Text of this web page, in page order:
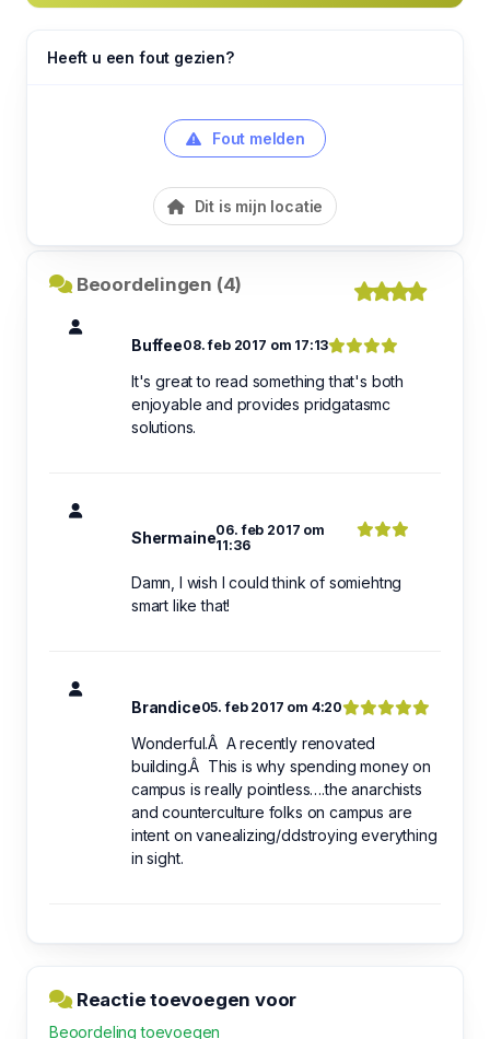
Heeft u een fout gezien?
Fout melden
Dit is mijn locatie
Beoordelingen (4)
Buffee08. feb 2017 om 17:13
It's great to read something that's both
enjoyable and provides pridgatasmc
solutions.
Shermaine06. feb 2017 om
11:36
Damn, I wish I could think of somiehtng
smart like that!
Brandice05. feb 2017 om 4:20
Wonderful.Â A recently renovated
building.Â This is why spending money on
campus is really pointless….the anarchists
and counterculture folks on campus are
intent on vanealizing/ddstroying everything
in sight.
Reactie toevoegen voor
Beoordeling toevoegen